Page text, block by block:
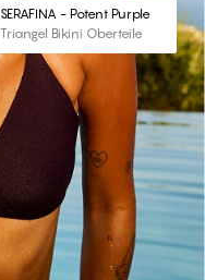
SERAFINA - Potent Purple
Triangel Bikini Oberteile